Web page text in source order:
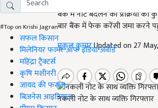
#Top on Krishi Jagran
सफल किसान
मिलेनियर फार्मर ऑफ इंडिया अवॉर्ड
महिंद्रा ट्रैक्टर्स
कृषि मशीनरी
जायद की फसल
बिज़नेस आइडियाज
बैंक में नोट बदलने की प्रक्रिया का
बार बैंक में फेक करेंसी जमा करने
मुकुल कुमारUpdated on 27
नकली नोट के साथ व्यक्ति गिरफ्तार